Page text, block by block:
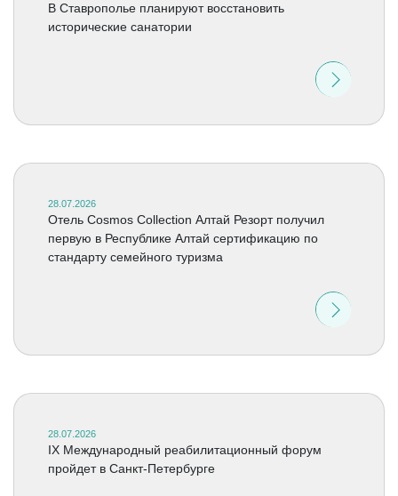
В Ставрополье планируют восстановить
исторические санатории
28.07.2026
Отель Cosmos Collection Алтай Резорт получил
первую в Республике Алтай сертификацию по
стандарту семейного туризма
28.07.2026
IX Международный реабилитационный форум
пройдет в Санкт-Петербурге